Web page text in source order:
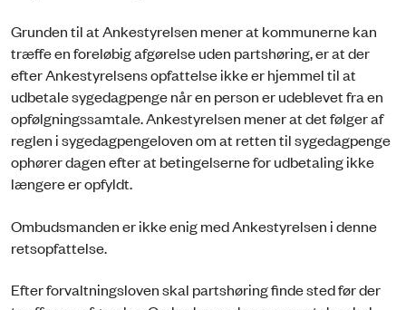
Grunden til at Ankestyrelsen mener at kommunerne kan
træffe en foreløbig afgørelse uden partshøring, er at der
efter Ankestyrelsens opfattelse ikke er hjemmel til at
udbetale sygedagpenge når en person er udeblevet fra en
opfølgningssamtale. Ankestyrelsen mener at det følger af
reglen i sygedagpengeloven om at retten til sygedagpenge
ophører dagen efter at betingelserne for udbetaling ikke
længere er opfyldt.
Ombudsmanden er ikke enig med Ankestyrelsen i denne
retsopfattelse.
Efter forvaltningsloven skal partshøring finde sted før der